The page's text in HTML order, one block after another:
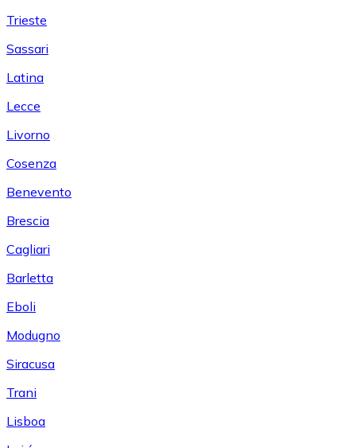
Trieste
Sassari
Latina
Lecce
Livorno
Cosenza
Benevento
Brescia
Cagliari
Barletta
Eboli
Modugno
Siracusa
Trani
Lisboa